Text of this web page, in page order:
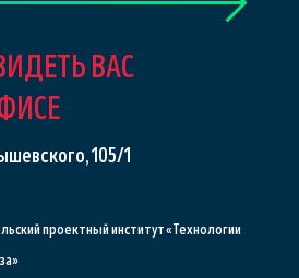
ВАС
105/1
проектный институт «Технологии